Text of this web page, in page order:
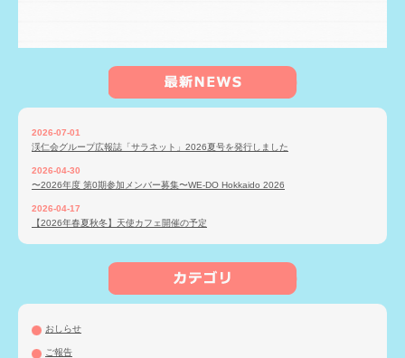
2026-07-01
渓仁会グループ広報誌「サラネット」2026夏号を発行しました
2026-04-30
〜2026年度 第0期参加メンバー募集〜WE-DO Hokkaido 2026
2026-04-17
【2026年春夏秋冬】天使カフェ開催の予定
おしらせ
ご報告